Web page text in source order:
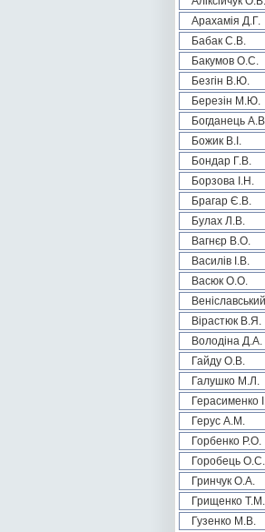
Арахамія Д.Г.
Бабак С.В.
Бакумов О.С.
Безгін В.Ю.
Березін М.Ю.
Богданець
Божик В.І.
Бондар Г.В.
Борзова І.Н.
Брагар Є.В.
Булах Л.В.
Вагнєр В.О.
Василів І.В.
Васюк О.О.
Вірастюк В.Я.
Володіна Д.А.
Гайду О.В.
Галушко М.Л.
Герасименко
Герус А.М.
Горбенко Р.О.
Горобець О.С.
Гринчук О.А.
Грищенко Т.М.
Гузенко М.В.